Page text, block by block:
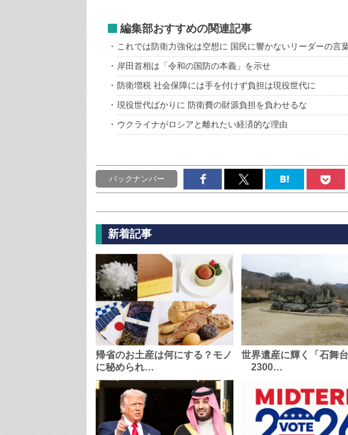
編集部おすすめの関連記事
これでは防衛力強化は空想に 国民に響かないリーダーの言
岸田首相は「令和の国防の本義」を示せ
防衛増税 社会保障には手を付けず負担は現役世代に
現役世代ばかりに 防衛費の財源負担を負わせるな
ウクライナがロシアと離れたい経済的な理由
バックナンバー
新着記事
帰省のお土産は何にする？モノ
に秘められ…
世界遺産に輝く「石舞台
2300…